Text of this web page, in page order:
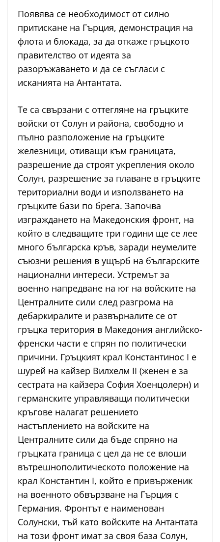
Появява се необходимост от силно
притискане на Гърция, демонстрация на
флота и блокада, за да откаже гръцкото
правителство от идеята за
разоръжаването и да се съгласи с
исканията на Антантата.
Те са свързани с оттегляне на гръцките
войски от Солун и района, свободно и
пълно разположение на гръцките
железници, отиващи към границата,
разрешение да строят укрепления около
Солун, разрешение за плаване в гръцките
териториални води и използването на
гръцките бази по брега. Започва
изграждането на Македонския фронт, на
който в следващите три години ще се лее
много българска кръв, заради неумелите
съюзни решения в ущърб на българските
национални интереси. Устремът за
военно напредване на юг на войските на
Централните сили след разгрома на
дебаркиралите и развърналите се от
гръцка територия в Македония английско-
френски части е спрян по политически
причини. Гръцкият крал Константинос I е
шурей на кайзер Вилхелм II (женен е за
сестрата на кайзера София Хоенцолерн) и
германските управляващи политически
кръгове налагат решението
настъплението на войските на
Централните сили да бъде спряно на
гръцката граница с цел да не се влоши
вътрешнополитическото положение на
крал Константин I, който е привърженик
на военното обвързване на Гърция с
Германия. Фронтът е наименован
Солунски, тъй като войските на Антантата
на този фронт имат за своя база Солун,